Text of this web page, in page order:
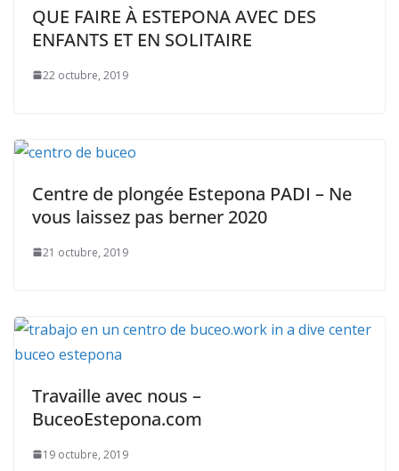
QUE FAIRE À ESTEPONA AVEC DES
ENFANTS ET EN SOLITAIRE
22 octubre, 2019
Centre de plongée Estepona PADI – Ne
vous laissez pas berner 2020
21 octubre, 2019
Travaille avec nous –
BuceoEstepona.com
19 octubre, 2019